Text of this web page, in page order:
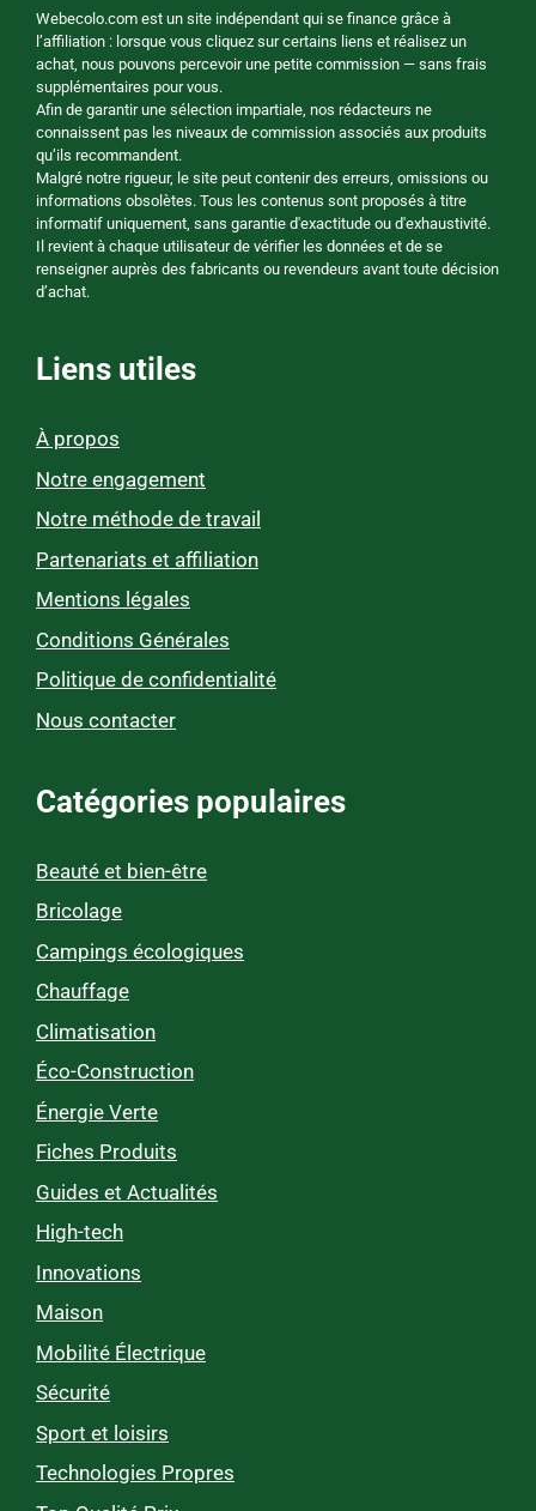
Webecolo.com est un site indépendant qui se finance grâce à
l’affiliation : lorsque vous cliquez sur certains liens et réalisez un
achat, nous pouvons percevoir une petite commission — sans frais
supplémentaires pour vous.
Afin de garantir une sélection impartiale, nos rédacteurs ne
connaissent pas les niveaux de commission associés aux produits
qu’ils recommandent.
Malgré notre rigueur, le site peut contenir des erreurs, omissions ou
informations obsolètes. Tous les contenus sont proposés à titre
informatif uniquement, sans garantie d'exactitude ou d'exhaustivité.
Il revient à chaque utilisateur de vérifier les données et de se
renseigner auprès des fabricants ou revendeurs avant toute décision
d’achat.
Liens utiles
À propos
Notre engagement
Notre méthode de travail
Partenariats et affiliation
Mentions légales
Conditions Générales
Politique de confidentialité
Nous contacter
Catégories populaires
Beauté et bien-être
Bricolage
Campings écologiques
Chauffage
Climatisation
Éco-Construction
Énergie Verte
Fiches Produits
Guides et Actualités
High-tech
Innovations
Maison
Mobilité Électrique
Sécurité
Sport et loisirs
Technologies Propres